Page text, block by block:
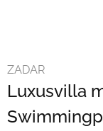
ZADAR
Luxusvilla